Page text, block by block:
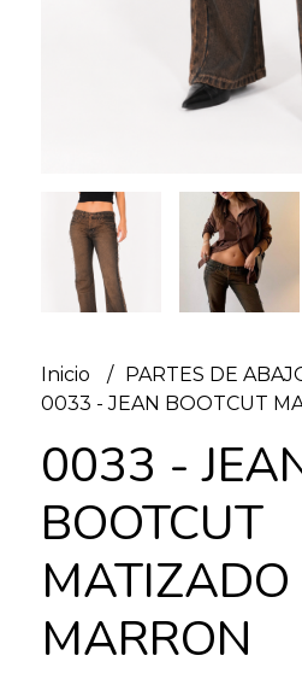
Inicio
PARTES DE
0033 - JEAN BOOTCUT
0033 -
BOOTCUT
MATIZADO
MARRON